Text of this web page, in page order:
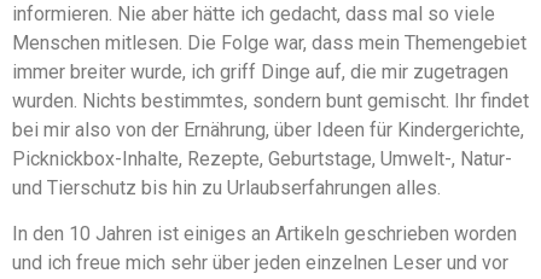
informieren. Nie aber hätte ich gedacht, dass mal so viele
Menschen mitlesen. Die Folge war, dass mein Themengebiet
immer breiter wurde, ich griff Dinge auf, die mir zugetragen
wurden. Nichts bestimmtes, sondern bunt gemischt. Ihr findet
bei mir also von der Ernährung, über Ideen für Kindergerichte,
Picknickbox-Inhalte, Rezepte, Geburtstage, Umwelt-, Natur-
und Tierschutz bis hin zu Urlaubserfahrungen alles.
In den 10 Jahren ist einiges an Artikeln geschrieben worden
und ich freue mich sehr über jeden einzelnen Leser und vor